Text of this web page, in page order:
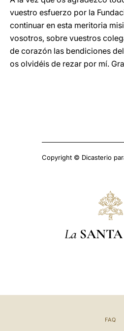
vuestro esfuerzo por la
continuar en esta meritoria
vosotros, sobre vuestros
de corazón las bendiciones
os olvidéis de rezar por mí.
Copyright © Dicasterio
La SANTA
FAQ